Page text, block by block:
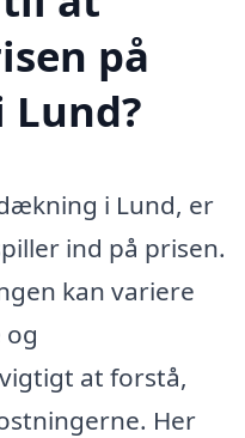
på
i Lund, er
ind på prisen.
kan variere
og
at forstå,
Her